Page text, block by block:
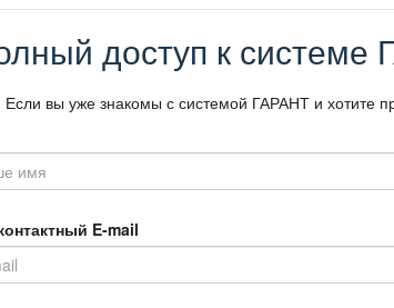
доступ к
Если вы уже знакомы с системой ГАРАНТ и хотите
E-mail